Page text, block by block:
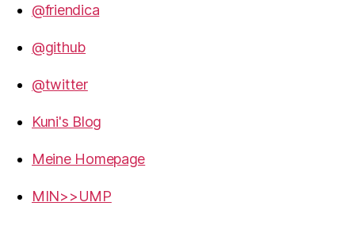
@friendica
@github
@twitter
Kuni's Blog
Meine Homepage
MIN>>UMP